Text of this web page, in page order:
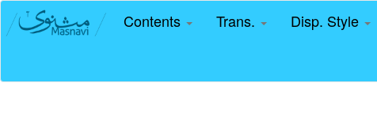
Contents Trans. Disp. Style